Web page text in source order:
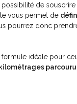
possibilité de
vous permet de
pourrez donc
formule idéale pour